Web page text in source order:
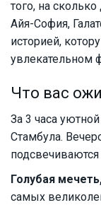
того, на
Айя-София,
историей,
увлекательном
Что вас
За 3 часа
Стамбула.
Голубая
самых